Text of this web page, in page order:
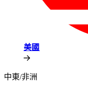
美國​​
中東/非洲​​